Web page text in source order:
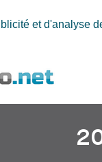
et d'analyse